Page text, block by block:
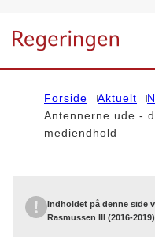
Gå til forsiden
Forside Aktuelt
Antennerne ude -
mediendhold
Indholdet på denne side
Rasmussen III (2016-2019)